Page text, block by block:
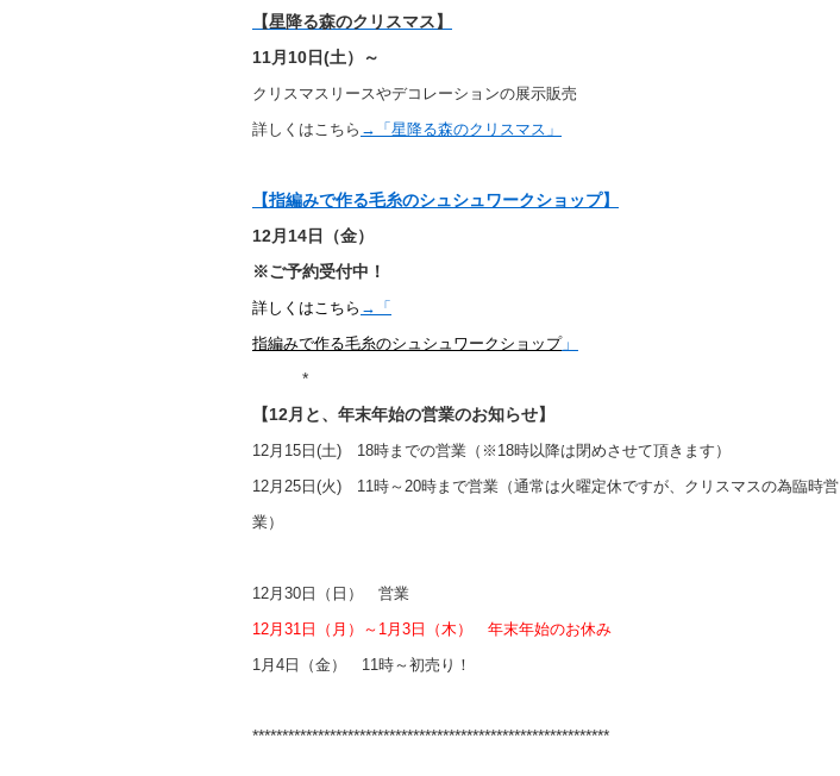
【星降る森のクリスマス】
11月10日(土）～
クリスマスリースやデコレーションの展示販売
詳しくはこちら →「星降る森のクリスマス」
【指編みで作る毛糸のシュシュワークショップ】
12月14日（金）
※ご予約受付中！
詳しくはこちら →「
指編みで作る毛糸のシュシュワークショップ」
*
【12月と、年末年始の営業のお知らせ】
12月15日(土) 18時までの営業（※18時以降は閉めさせて頂きます）
12月25日(火) 11時～20時まで営業（通常は火曜定休ですが、クリスマスの為臨時営
業）
12月30日（日） 営業
12月31日（月）～1月3日（木） 年末年始のお休み
1月4日（金） 11時～初売り！
************************************************************